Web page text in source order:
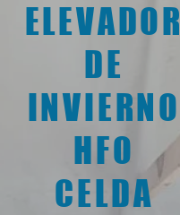
ELEVADOR
DE
INVIERNO
HFO
CELDA